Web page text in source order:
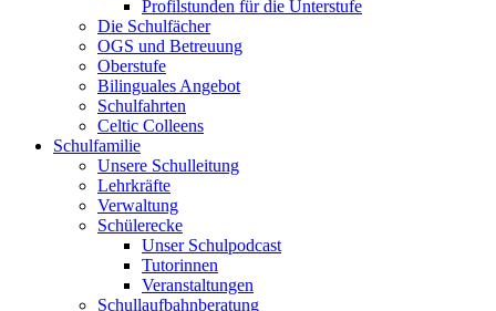
Profilstunden für die Unterstufe
Die Schulfächer
OGS und Betreuung
Oberstufe
Bilinguales Angebot
Schulfahrten
Celtic Colleens
Schulfamilie
Unsere Schulleitung
Lehrkräfte
Verwaltung
Schülerecke
Unser Schulpodcast
Tutorinnen
Veranstaltungen
Schullaufbahnberatung